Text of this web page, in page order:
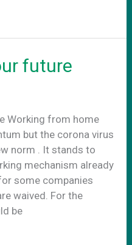
future
Working from home
but the corona virus
norm . It stands to
mechanism already
some companies
waived. For the
be